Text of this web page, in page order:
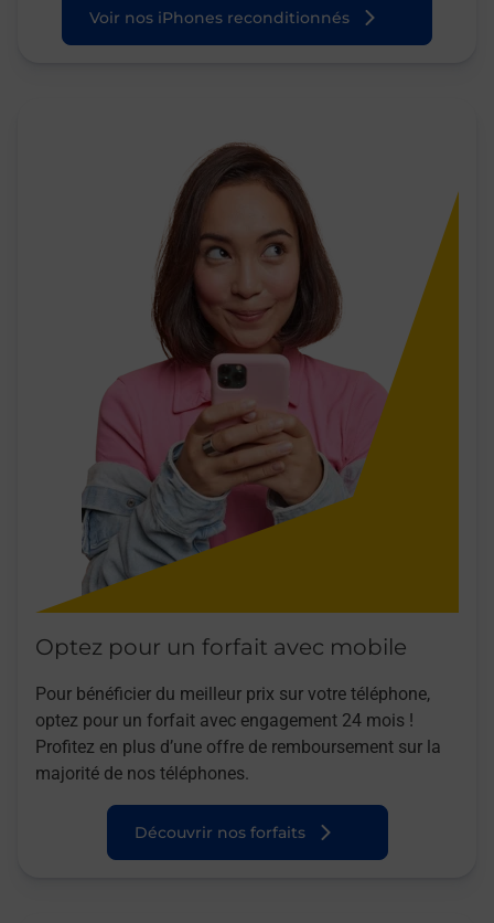
Voir nos iPhones reconditionnés
Optez pour un forfait avec mobile
Pour bénéficier du meilleur prix sur votre téléphone,
optez pour un forfait avec engagement 24 mois !
Profitez en plus d’une offre de remboursement sur la
majorité de nos téléphones.
Découvrir nos forfaits